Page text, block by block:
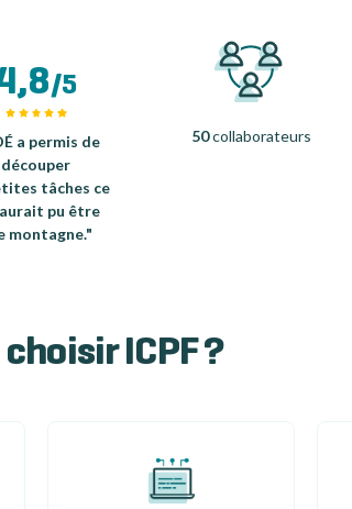
/5
a permis de
découper
tâches ce
pu être
montagne."
50collaborateurs
ICPF ?